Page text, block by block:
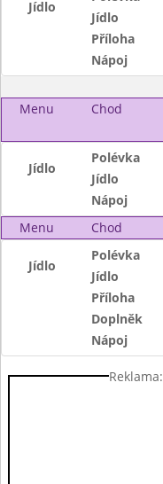
Jídlo
Jídlo
Příloha
Nápoj
Menu Chod
Jídlo
Polévka
Jídlo
Nápoj
Menu
Chod
Jídlo
Polévka
Jídlo
Příloha
Doplněk
Nápoj
Reklama: